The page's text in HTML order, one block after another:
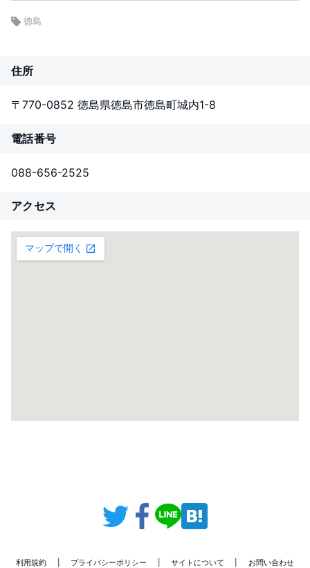
徳島
住所
〒770-0852 徳島県徳島市徳島町城内1-8
電話番号
088-656-2525
アクセス
利用規約 プライバシーポリシー サイトについて お問い合わせ